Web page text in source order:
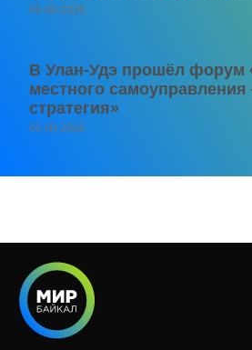
06.08.2026
В Улан-Удэ прошёл форум
местного самоуправления
стратегия»
05.08.2026